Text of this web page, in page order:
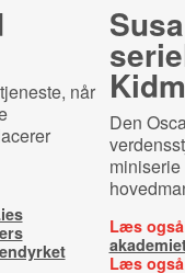
når
Den
miniserie
Læs
Læs